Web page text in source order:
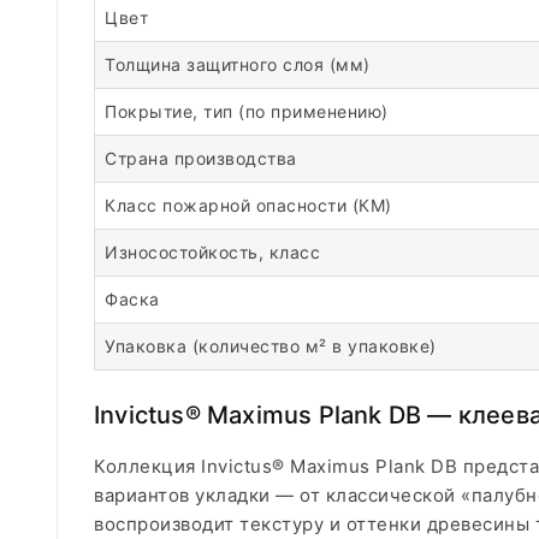
Цвет
Толщина защитного слоя (мм)
Покрытие, тип (по применению)
Страна производства
Класс пожарной опасности (КМ)
Износостойкость, класс
Фаска
Упаковка (количество м² в упаковке)
Invictus® Maximus Plank DB —
Коллекция Invictus® Maximus Plank DB
вариантов укладки — от классической
воспроизводит текстуру и оттенки